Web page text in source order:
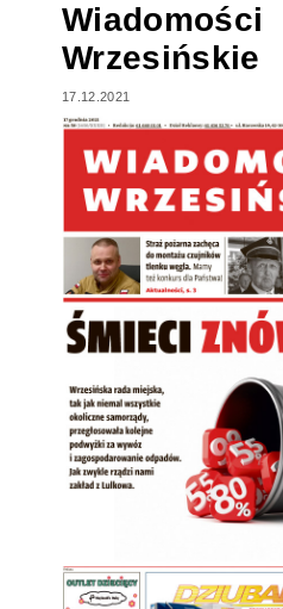
Wiadomości
Wrzesińskie
17.12.2021